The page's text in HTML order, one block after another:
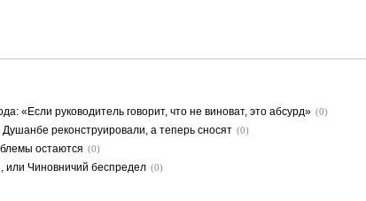
«Если руководитель говорит, что не виноват, это абсурд» (0)
реконструировали, а теперь сносят (0)
остаются (0)
или Чиновничий беспредел (0)